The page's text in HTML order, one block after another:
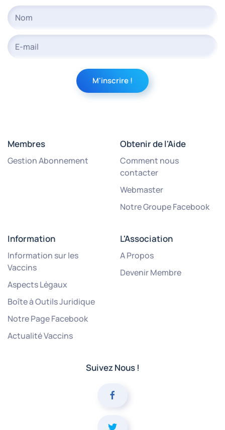
Membres
Gestion Abonnement
Obtenir de l'Aide
Comment nous
contacter
Webmaster
Notre Groupe Facebook
Information
Information sur les
Vaccins
Aspects Légaux
Boîte à Outils Juridique
Notre Page Facebook
Actualité Vaccins
L'Association
A Propos
Devenir Membre
Suivez Nous !